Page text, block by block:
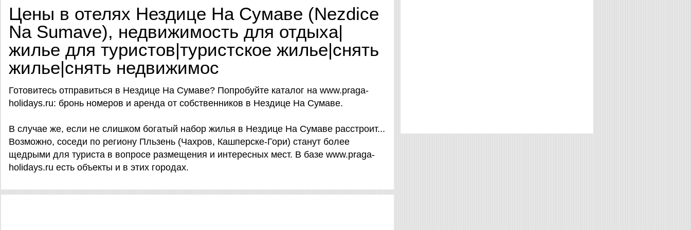
Цены в отелях Нездице На Сумаве (Nezdice
Na Sumave), недвижимость для отдыха|
жилье для туристов|туристское жилье|снять
жилье|снять недвижимос
Готовитесь отправиться в Нездице На Сумаве? Попробуйте каталог на www.praga-
holidays.ru: бронь номеров и аренда от собственников в Нездице На Сумаве.
В случае же, если не слишком богатый набор жилья в Нездице На Сумаве расстроит...
Возможно, соседи по региону Пльзень (Чахров, Кашперске-Гори) станут более
щедрыми для туриста в вопросе размещения и интересных мест. В базе www.praga-
holidays.ru есть объекты и в этих городах.